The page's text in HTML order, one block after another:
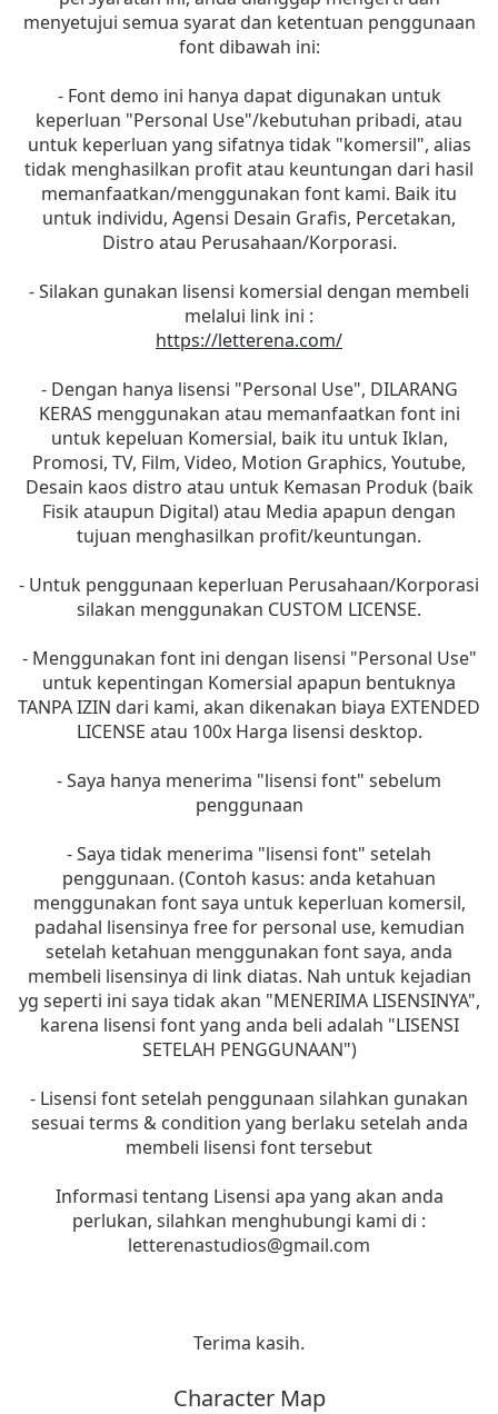
menyetujui semua syarat dan ketentuan penggunaan
font dibawah ini:
- Font demo ini hanya dapat digunakan untuk
keperluan "Personal Use"/kebutuhan pribadi, atau
untuk keperluan yang sifatnya tidak "komersil", alias
tidak menghasilkan profit atau keuntungan dari hasil
memanfaatkan/menggunakan font kami. Baik itu
untuk individu, Agensi Desain Grafis, Percetakan,
Distro atau Perusahaan/Korporasi.
- Silakan gunakan lisensi komersial dengan membeli
melalui link ini :
https://letterena.com/
- Dengan hanya lisensi "Personal Use", DILARANG
KERAS menggunakan atau memanfaatkan font ini
untuk kepeluan Komersial, baik itu untuk Iklan,
Promosi, TV, Film, Video, Motion Graphics, Youtube,
Desain kaos distro atau untuk Kemasan Produk (baik
Fisik ataupun Digital) atau Media apapun dengan
tujuan menghasilkan profit/keuntungan.
- Untuk penggunaan keperluan Perusahaan/Korporasi
silakan menggunakan CUSTOM LICENSE.
- Menggunakan font ini dengan lisensi "Personal Use"
untuk kepentingan Komersial apapun bentuknya
TANPA IZIN dari kami, akan dikenakan biaya EXTENDED
LICENSE atau 100x Harga lisensi desktop.
- Saya hanya menerima "lisensi font" sebelum
penggunaan
- Saya tidak menerima "lisensi font" setelah
penggunaan. (Contoh kasus: anda ketahuan
menggunakan font saya untuk keperluan komersil,
padahal lisensinya free for personal use, kemudian
setelah ketahuan menggunakan font saya, anda
membeli lisensinya di link diatas. Nah untuk kejadian
yg seperti ini saya tidak akan "MENERIMA LISENSINYA",
karena lisensi font yang anda beli adalah "LISENSI
SETELAH PENGGUNAAN")
- Lisensi font setelah penggunaan silahkan gunakan
sesuai terms & condition yang berlaku setelah anda
membeli lisensi font tersebut
Informasi tentang Lisensi apa yang akan anda
perlukan, silahkan menghubungi kami di :
letterenastudios@gmail.com
Terima kasih.
Character Map